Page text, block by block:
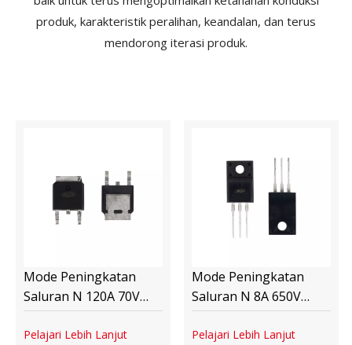
produk, karakteristik peralihan, keandalan, dan terus
mendorong iterasi produk.
Mode Peningkatan
Saluran N 120A 70V
MOSFET Daya
DHS130N06D TO-252B
Pelajari Lebih Lanjut
Mode Peningkatan
Saluran N 8A 650V
MOSFET Daya F8N65
TO-220F
Pelajari Lebih Lanjut